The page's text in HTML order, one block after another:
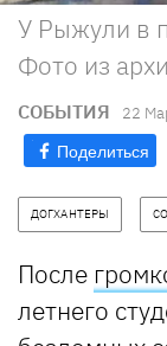
У Рыжули в
Фото из
СОБЫТИЯ 22
Поделиться
ДОГХАНТЕРЫ
После
летнего